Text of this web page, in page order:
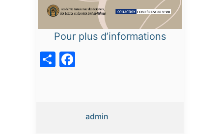
Pour plus d’informations
admin